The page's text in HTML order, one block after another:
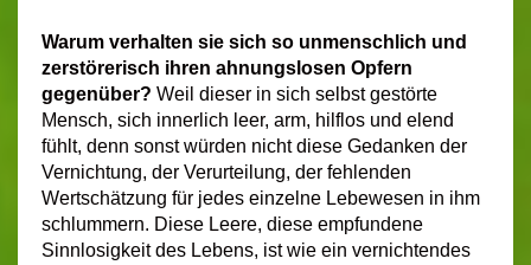
Warum verhalten sie sich so unmenschlich und
zerstörerisch ihren ahnungslosen Opfern
gegenüber? Weil dieser in sich selbst gestörte
Mensch, sich innerlich leer, arm, hilflos und elend
fühlt, denn sonst würden nicht diese Gedanken der
Vernichtung, der Verurteilung, der fehlenden
Wertschätzung für jedes einzelne Lebewesen in ihm
schlummern. Diese Leere, diese empfundene
Sinnlosigkeit des Lebens, ist wie ein vernichtendes